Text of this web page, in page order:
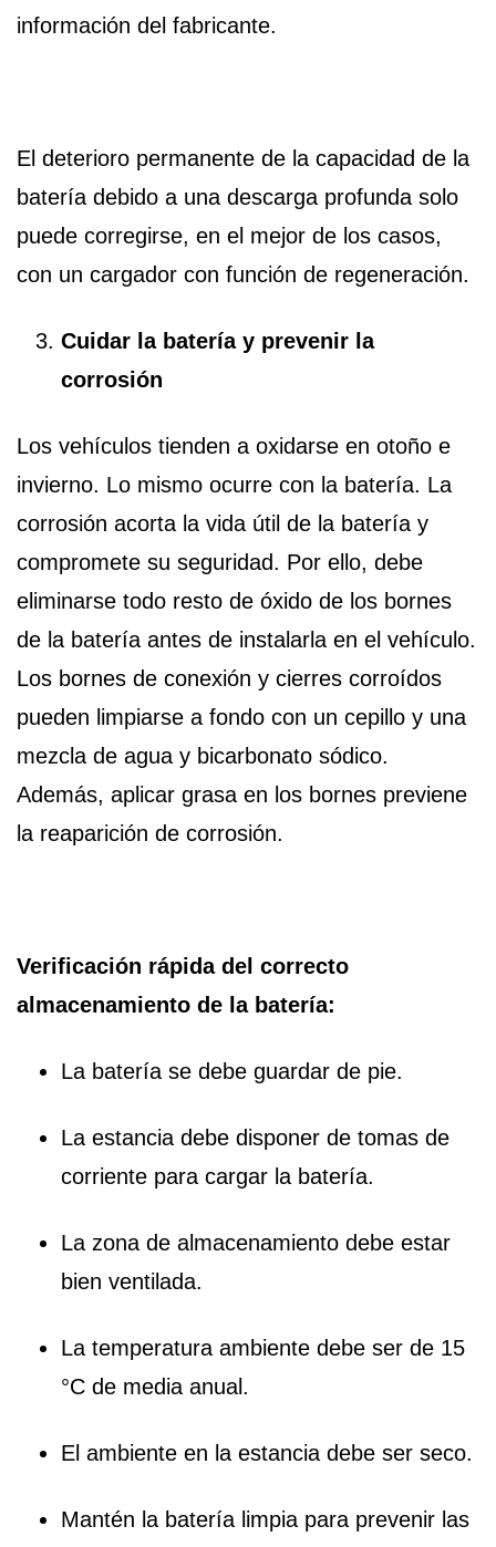
información del fabricante.
El deterioro permanente de la capacidad de la
batería debido a una descarga profunda solo
puede corregirse, en el mejor de los casos,
con un cargador con función de regeneración.
Cuidar la batería y prevenir la
corrosión
Los vehículos tienden a oxidarse en otoño e
invierno. Lo mismo ocurre con la batería. La
corrosión acorta la vida útil de la batería y
compromete su seguridad. Por ello, debe
eliminarse todo resto de óxido de los bornes
de la batería antes de instalarla en el vehículo.
Los bornes de conexión y cierres corroídos
pueden limpiarse a fondo con un cepillo y una
mezcla de agua y bicarbonato sódico.
Además, aplicar grasa en los bornes previene
la reaparición de corrosión.
Verificación rápida del correcto
almacenamiento de la batería:
La batería se debe guardar de pie.
La estancia debe disponer de tomas de
corriente para cargar la batería.
La zona de almacenamiento debe estar
bien ventilada.
La temperatura ambiente debe ser de 15
°C de media anual.
El ambiente en la estancia debe ser seco.
Mantén la batería limpia para prevenir las